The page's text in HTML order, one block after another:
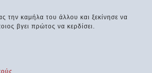
την καμήλα του άλλου και ξεκίνησε να
βγει πρώτος να κερδίσει.